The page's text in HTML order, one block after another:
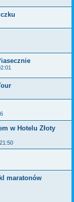
w Hotelu Złoty
maratonów